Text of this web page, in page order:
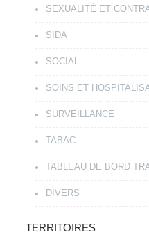
SEXUALITÉ ET
SIDA
SOCIAL
SOINS ET
SURVEILLANCE
TABAC
TABLEAU DE BORD
DIVERS
TERRITOIRES